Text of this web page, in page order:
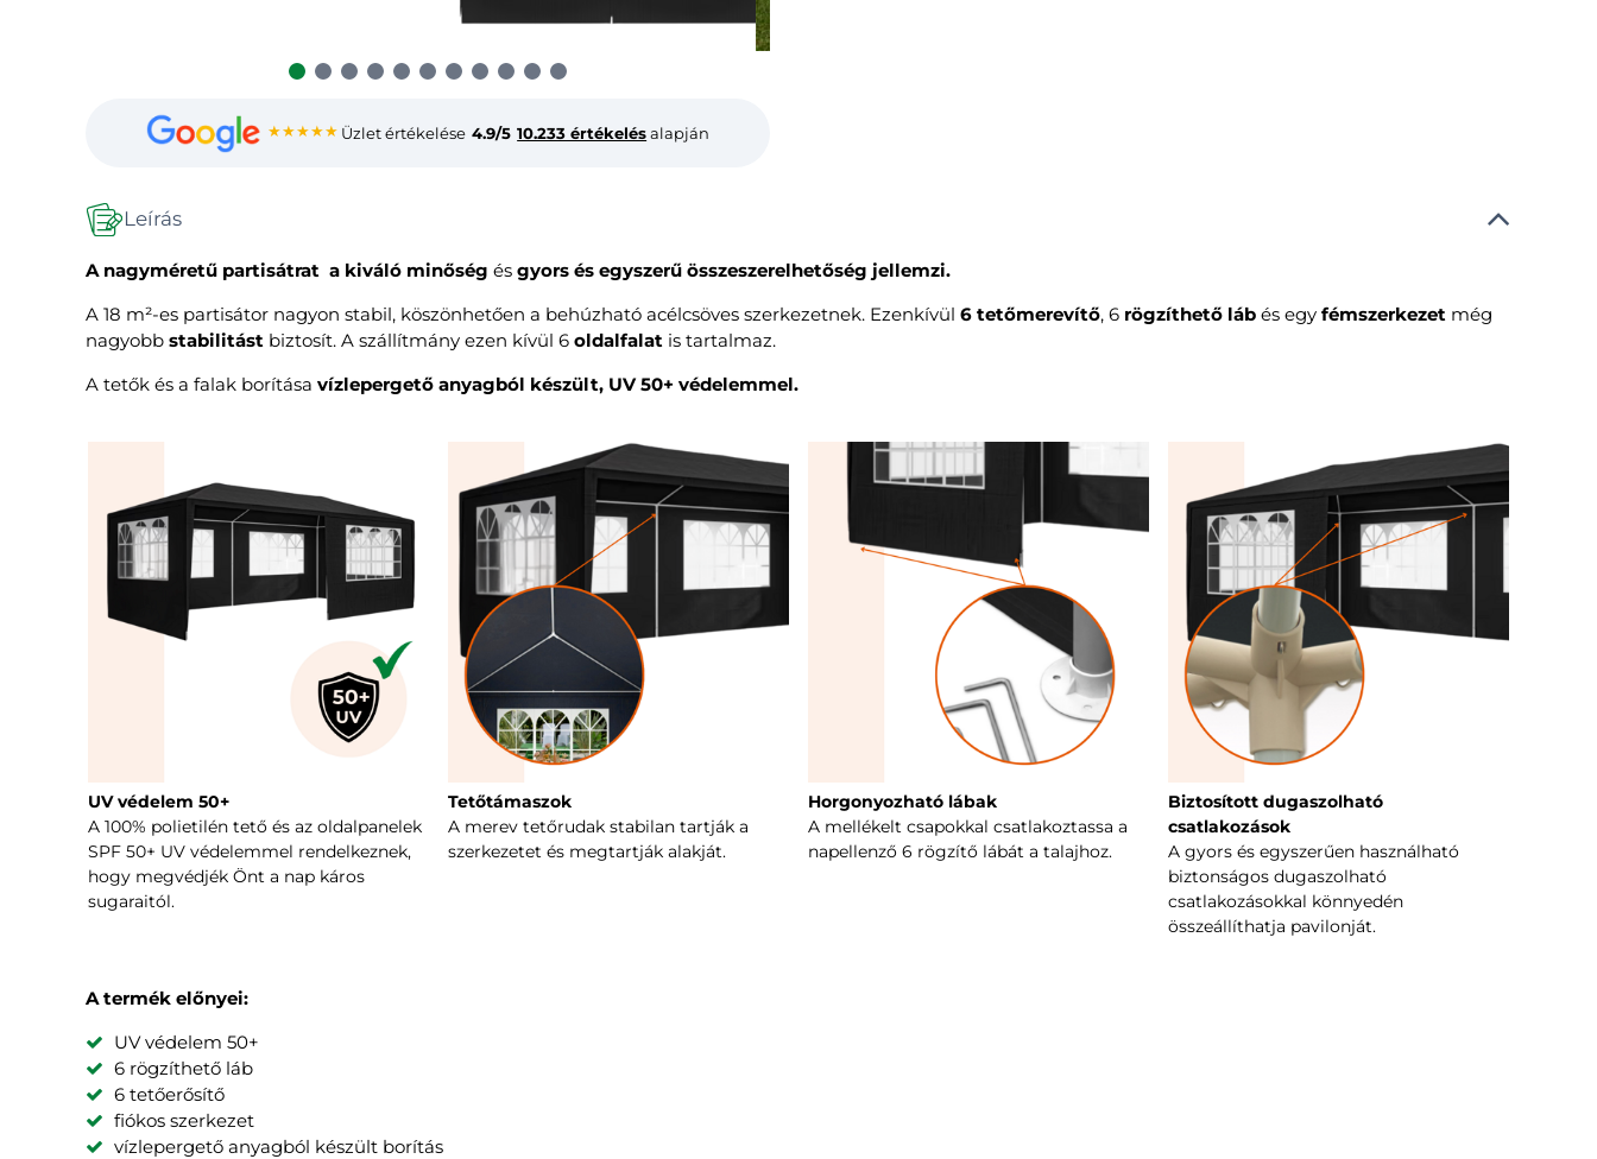
★★★★★ Üzlet értékelése 4.9/5 10.233 értékelésalapján
Leírás
A nagyméretű partisátrat a kiváló minőség és gyors és egyszerű összeszerelhetőség jellemzi.
A 18 m²-es partisátor nagyon stabil, köszönhetően a behúzható acélcsöves szerkezetnek. Ezenkívül 6 tetőmerevítő, 6 rögzíthető láb és egy fémszerkezet még
nagyobb stabilitást biztosít. A szállítmány ezen kívül 6 oldalfalat is tartalmaz.
A tetők és a falak borítása vízlepergető anyagból készült, UV 50+ védelemmel.
UV védelem 50+
A 100% polietilén tető és az oldalpanelek
SPF 50+ UV védelemmel rendelkeznek,
hogy megvédjék Önt a nap káros
sugaraitól.
Tetőtámaszok
A merev tetőrudak stabilan tartják a
szerkezetet és megtartják alakját.
Horgonyozható lábak
A mellékelt csapokkal csatlakoztassa a
napellenző 6 rögzítő lábát a talajhoz.
Biztosított dugaszolható
csatlakozások
A gyors és egyszerűen használható
biztonságos dugaszolható
csatlakozásokkal könnyedén
összeállíthatja pavilonját.
A termék előnyei:
UV védelem 50+
6 rögzíthető láb
6 tetőerősítő
fiókos szerkezet
vízlepergető anyagból készült borítás